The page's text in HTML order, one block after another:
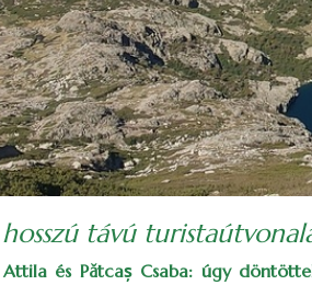
távú
és Pătcaș Csaba: úgy